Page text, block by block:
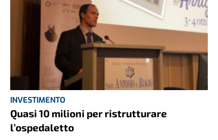
INVESTIMENTO
Quasi 10 milioni per ristrutturare
l’ospedaletto